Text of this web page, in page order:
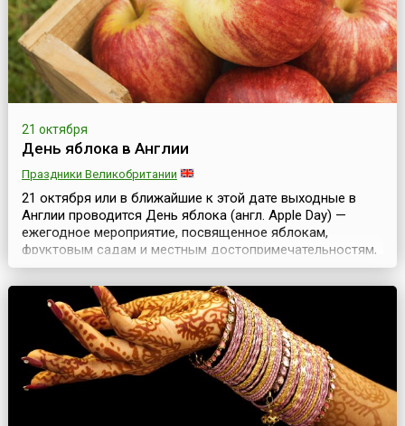
21 октября
День яблока в Англии
Праздники Великобритании
21 октября или в ближайшие к этой дате выходные в
Англии проводится День яблока (англ. Apple Day) —
ежегодное мероприятие, посвященное яблокам,
фруктовым садам и местным достопримечательностям,
которое устраивается по инициативе благотворительной
организации Common Ground с 1990 года.Организаторы
считают, что День яблока — это празднование и
демонстрация многообразия и богатства природы, а